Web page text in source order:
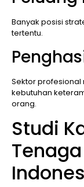
Banyak posisi
tertentu.
Sektor
kebutuhan
orang.
Studi